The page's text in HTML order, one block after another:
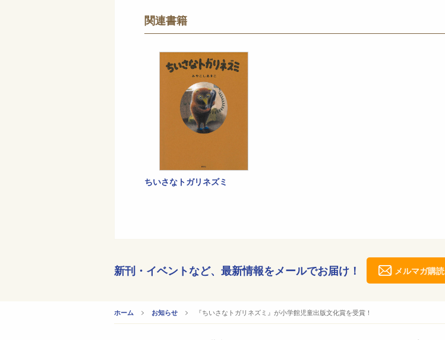
関連書籍
ちいさなトガリネズミ
新刊・イベントなど、 最新情報をメールでお届け！ メルマガ購読
ホーム お知らせ CURRENT:
『ちいさなトガリネズミ』が小学館児童出版文化賞を受賞！